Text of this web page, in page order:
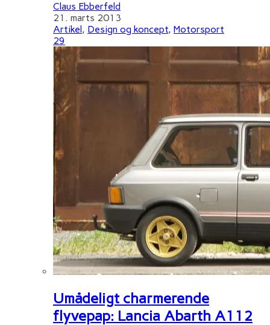
Claus Ebberfeld
21. marts 2013
Artikel, Design og koncept, Motorsport
29
Umådeligt charmerende
flyvepap: Lancia Abarth A112